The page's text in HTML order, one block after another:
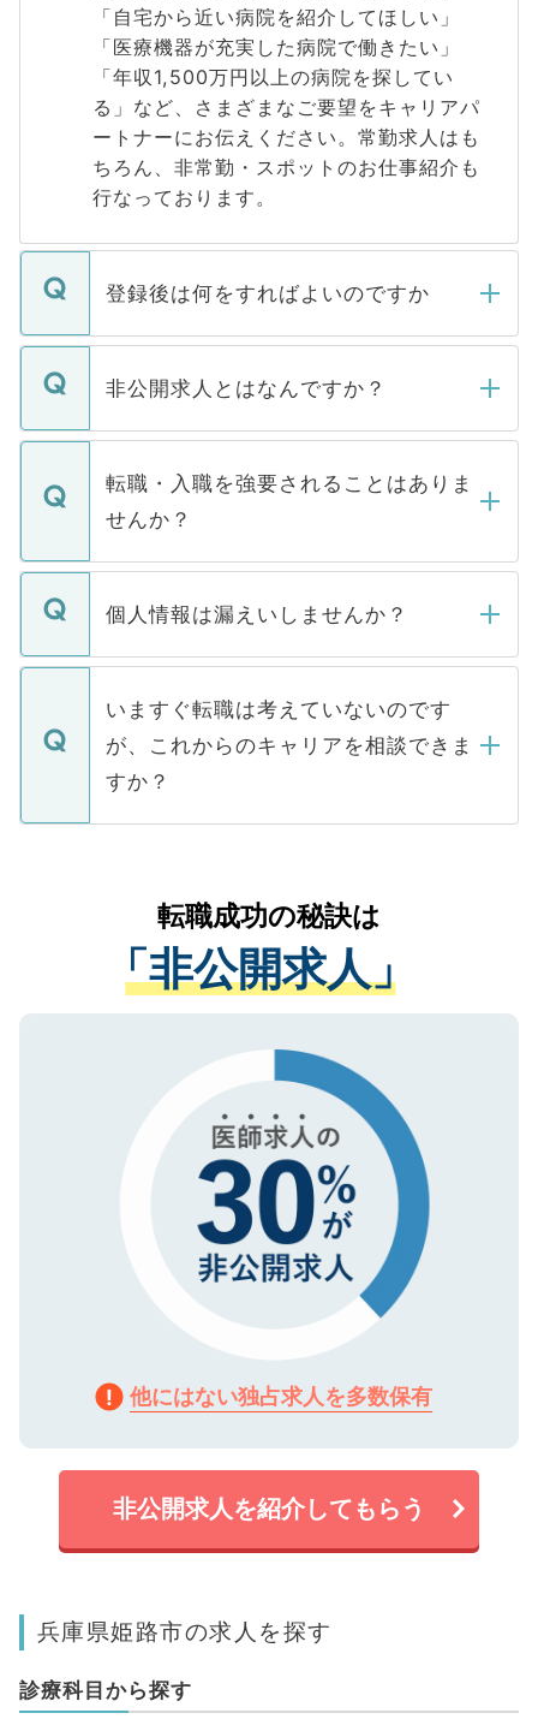
「自宅から近い病院を紹介してほしい」
「医療機器が充実した病院で働きたい」
「年収1,500万円以上の病院を探してい
る」など、さまざまなご要望をキャリアパ
ートナーにお伝えください。常勤求人はも
ちろん、非常勤・スポットのお仕事紹介も
行なっております。
登録後は何をすればよいのですか
ご登録いただきましたら、弊社担当者がご
登録内容を確認し、その後メールもしくは
ます。通常、5営業日以内にはご連絡をせて
いただきますので、しばらくお待ちくださ
い。
非公開求人とはなんですか？
マイナビDOCTORで取り扱っている求人の
うち約3割は、Webサイトからご覧いただ
けない「非公開求人」です。非公開求人は
下記の理由によって、一般には公開してい
ません。
■応募殺到を避けるため 人気のある医療機
関を公にしてしまうと、応募が殺到する場
に、医療機関が求める条件に合った人材の
みを人材紹介会社に依頼するケースが増え
ています。
転職・入職を強要されることはありま
せんか？
転職・入職を強要することは一切ありませ
ん。また、仮に応募先から内定をいただい
定を承諾する必要はありません。内定先へ
の辞退の連絡はキャリアパートナーが行い
ますので、ご安心ください。
個人情報は漏えいしませんか？
個人情報が漏えいすることはありませんの
で、ご安心ください。当サイトからの登録
などで収集したご登録者様の個人情報は、
ご本人のキャリアアップおよび転職活動の
支援を目的に使用いたします。お預かりし
ているすべての個人データはご本人の許可
は、個人情報の取り扱いについての厳密な
管理基準を満たした事業者のみに付与され
る、プライバシーマークを取得済みです。
ご登録いただいた個人情報は、SSL（デー
で、機密保持に関してもご安心ください。
いますぐ転職は考えていないのです
が、これからのキャリアを相談できま
すか？
かがいして、現在の医療機関の状況や紹介
経験をまじえながら、適切なアドバイスを
させていただきます。すぐにご転職をされ
ない方には、長期的なサポートが可能です
ので、まずはご登録ください。
転職成功の秘訣は
「非公開求人」
他にはない独占求人を多数保有
非公開求人を紹介してもらう
兵庫県姫路市の求人を探す
診療科目から探す